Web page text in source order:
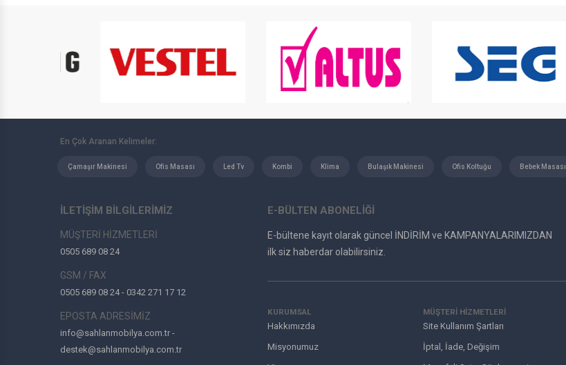
En Çok Aranan Kelimeler:
Çamaşır Makinesi Ofis Masası Led Tv Kombi Klima Bulaşık Makinesi Ofis Koltuğu Bebek Masası
İLETİŞİM BİLGİLERİMİZ
MÜŞTERİ HİZMETLERİ
0505 689 08 24
GSM / FAX
0505 689 08 24 - 0342 271 17 12
EPOSTA ADRESİMİZ
info@sahlanmobilya.com.tr -
destek@sahlanmobilya.com.tr
E-BÜLTEN ABONELİĞİ
E-bültene kayıt olarak güncel İNDİRİM ve KAMPANYALARIMIZDAN
ilk siz haberdar olabilirsiniz.
KURUMSAL
Hakkımızda
Misyonumuz
MÜŞTERI HIZMETLERI
Site Kullanım Şartları
İptal, İade, Değişim